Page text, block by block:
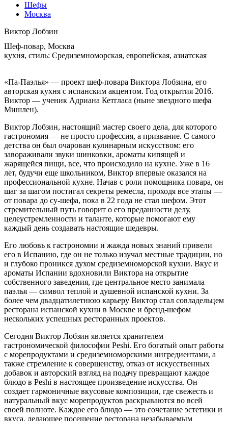
Шефы
Москва
Виктор Лобзин
Шеф-повар, Москва
кухня, стиль: Средиземноморская, европейская, азиатская
«Па-Паэлья» — проект шеф-повара Виктора Лобзина, его
авторская кухня с испанским акцентом. Год открытия 2016.
Виктор — ученик Адриана Кетгласа (ныне звездного шефа
Мишлен).
Виктор Лобзин, настоящий мастер своего дела, для которого
гастрономия — не просто профессия, а призвание. С самого
детства он был очарован кулинарным искусством: его
завораживали звуки шинковки, ароматы кипящей и
жарящейся пищи, все, что происходило на кухне. Уже в 16
лет, будучи еще школьником, Виктор впервые оказался на
профессиональной кухне. Начав с роли помощника повара, он
шаг за шагом постигал секреты ремесла, проходя все этапы —
от повара до су-шефа, пока в 22 года не стал шефом. Этот
стремительный путь говорит о его преданности делу,
целеустремленности и таланте, которые помогают ему
каждый день создавать настоящие шедевры.
Его любовь к гастрономии и жажда новых знаний привели
его в Испанию, где он не только изучал местные традиции, но
и глубоко проникся духом средиземноморской кухни. Вкус и
ароматы Испании вдохновили Виктора на открытие
собственного заведения, где центральное место занимала
паэлья — символ теплой и душевной испанской кухни. За
более чем двадцатилетнюю карьеру Виктор стал совладельцем
ресторана испанской кухни в Москве и бренд-шефом
нескольких успешных ресторанных проектов.
Сегодня Виктор Лобзин является хранителем
гастрономической философии Peshi. Его богатый опыт работы
с морепродуктами и средиземноморскими ингредиентами, а
также стремление к совершенству, отказ от искусственных
добавок и авторский взгляд на подачу превращают каждое
блюдо в Peshi в настоящее произведение искусства. Он
создает гармоничные вкусовые композиции, где свежесть и
натуральный вкус морепродуктов раскрываются во всей
своей полноте. Каждое его блюдо — это сочетание эстетики и
вкуса, делающее посещение ресторана незабываемым